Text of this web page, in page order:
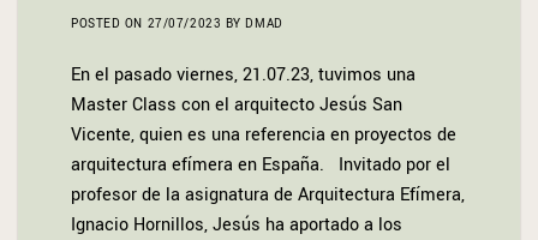
POSTED ON 27/07/2023 BYDMAD
En el pasado viernes, 21.07.23, tuvimos una
Master Class con el arquitecto Jesús San
Vicente, quien es una referencia en proyectos de
arquitectura efímera en España. Invitado por el
profesor de la asignatura de Arquitectura Efímera,
Ignacio Hornillos, Jesús ha aportado a los